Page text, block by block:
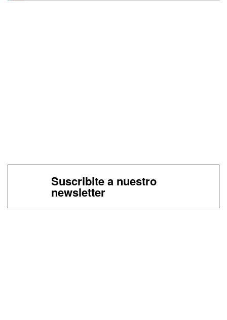
Suscribite a nuestro
newsletter